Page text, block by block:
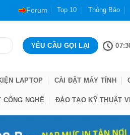
Forum Top 10 Thông Báo
LAPTOP CÀI ĐẶT MÁY TÍNH
CÔNG NGHỆ ĐÀO TẠO KỸ THUẬT